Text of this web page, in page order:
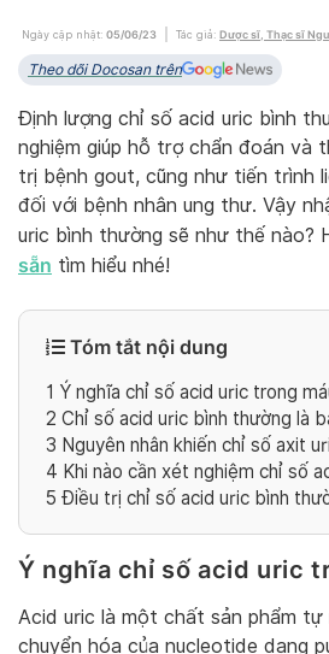
Ngày cập nhật: 05/06/23 Tác giả: Dược sĩ, Thạc sĩ
Theo dõi Docosan trên
Định lượng chỉ số acid uric bình
nghiệm giúp hỗ trợ chẩn đoán và
trị bệnh gout, cũng như tiến trình
đối với bệnh nhân ung thư. Vậy
uric bình thường sẽ như thế nào?
sẵn tìm hiểu nhé!
Tóm tắt nội dung
1 Ý nghĩa chỉ số acid uric trong
2 Chỉ số acid uric bình thường là
3 Nguyên nhân khiến chỉ số axit
4 Khi nào cần xét nghiệm chỉ số
5 Điều trị chỉ số acid uric bình
Ý nghĩa chỉ số acid uric
Acid uric là một chất sản phẩm
chuyển hóa của nucleotide dạng